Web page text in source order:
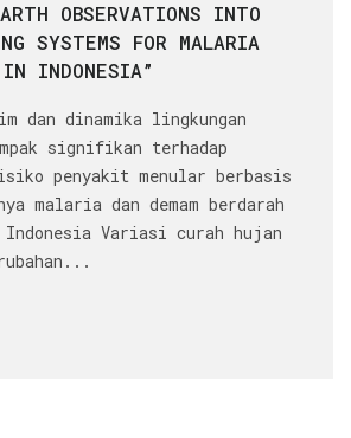
OBSERVATIONS INTO
SYSTEMS FOR MALARIA
IN INDONESIA”
dan dinamika lingkungan
signifikan terhadap
penyakit menular berbasis
malaria dan demam berdarah
Indonesia Variasi curah hujan